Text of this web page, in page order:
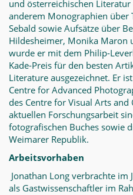
und österreichischen
anderem Monographien über
Sebald sowie Aufsätze über
Hildesheimer, Monika Maron
wurde er mit dem Philip-
Kade-Preis für den besten
Literature ausgezeichnet. Er
Centre for Advanced
des Centre for Visual Arts
aktuellen Forschungsarbeit
fotografischen Buches sowie
Weimarer Republik.
Arbeitsvorhaben
Jonathan Long verbrachte im
als Gastwissenschaftler im